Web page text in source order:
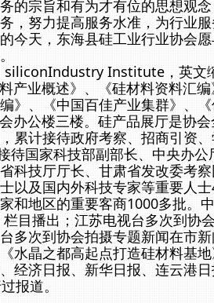
的宗旨和有为才有位的思想观
，努力提高服务水准，为行业
今天，东海县硅工业行业协会
Institute，英文缩
业概述》、《硅材料资料汇编
》、《中国百佳产业集群》、《
公楼三楼。硅产品展厅是协会
累计接待政府考察、招商引资
待国家科技部副部长、中央办
科技厅厅长、甘肃省发改委考
以及国内外科技专家等重要人士
和地区的重要客商1000多批。
目播出；江苏电视台多次到协
多次到协会拍摄专题新闻在市
水晶之都高起点打造硅材料基
经济日报、新华日报、连云港
报道。